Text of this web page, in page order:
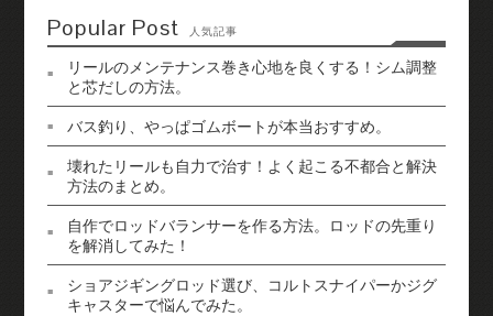
Popular Post 人気記事
リールのメンテナンス巻き心地を良くする！シム調整
と芯だしの方法。
バス釣り、やっぱゴムボートが本当おすすめ。
壊れたリールも自力で治す！よく起こる不都合と解決
方法のまとめ。
自作でロッドバランサーを作る方法。ロッドの先重り
を解消してみた！
ショアジギングロッド選び、コルトスナイパーかジグ
キャスターで悩んでみた。